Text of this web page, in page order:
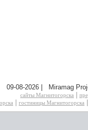
09-08-2026 | Miramag
сайты Магнитогорска
гостиницы Магнитогорска